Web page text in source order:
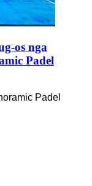
os nga
Padel
Padel